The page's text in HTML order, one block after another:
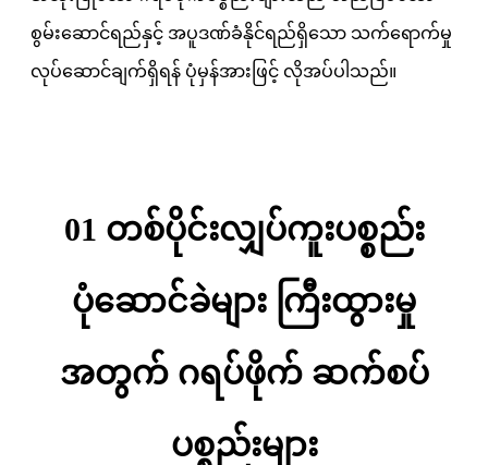
စွမ်းဆောင်ရည်နှင့် အပူဒဏ်ခံနိုင်ရည်ရှိသော သက်ရောက်မှု
လုပ်ဆောင်ချက်ရှိရန် ပုံမှန်အားဖြင့် လိုအပ်ပါသည်။
01 တစ်ပိုင်းလျှပ်ကူးပစ္စည်း
ပုံဆောင်ခဲများ ကြီးထွားမှု
အတွက် ဂရပ်ဖိုက် ဆက်စပ်
ပစ္စည်းများ